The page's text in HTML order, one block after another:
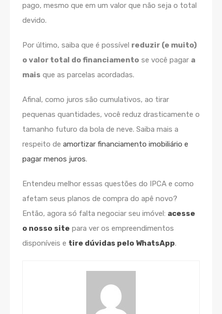
pago, mesmo que em um valor que não seja o total
devido.
Por último, saiba que é possível reduzir (e muito)
o valor total do financiamento se você pagar a
mais que as parcelas acordadas.
Afinal, como juros são cumulativos, ao tirar
pequenas quantidades, você reduz drasticamente o
tamanho futuro da bola de neve. Saiba mais a
respeito de amortizar financiamento imobiliário e
pagar menos juros.
Entendeu melhor essas questões do IPCA e como
afetam seus planos de compra do apê novo?
Então, agora só falta negociar seu imóvel: acesse
o nosso site para ver os empreendimentos
disponíveis e tire dúvidas pelo WhatsApp.